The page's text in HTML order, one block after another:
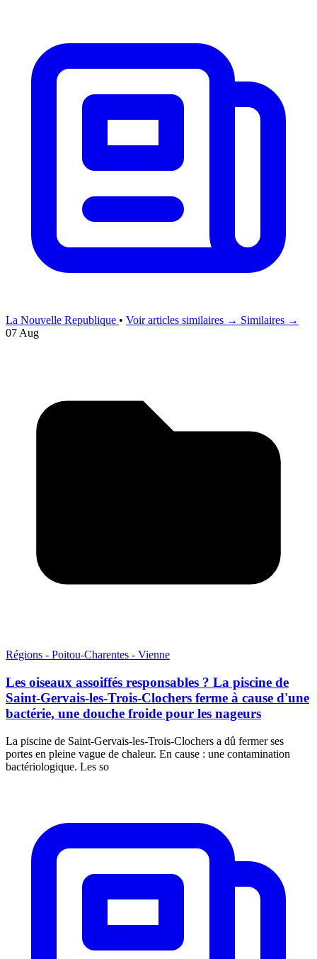
La Nouvelle Republique • Voir articles similaires → Similaires →
07 Aug
Régions - Poitou-Charentes - Vienne
Les oiseaux assoiffés responsables ? La piscine de
Saint-Gervais-les-Trois-Clochers ferme à cause d'une
bactérie, une douche froide pour les nageurs
La piscine de Saint-Gervais-les-Trois-Clochers a dû fermer ses
portes en pleine vague de chaleur. En cause : une contamination
bactériologique. Les so